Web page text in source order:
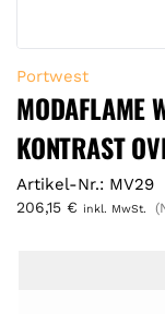
Portwest
MODAFLAME
KONTRAST
Artikel-Nr.: MV29
206,15 € inkl. MwSt.